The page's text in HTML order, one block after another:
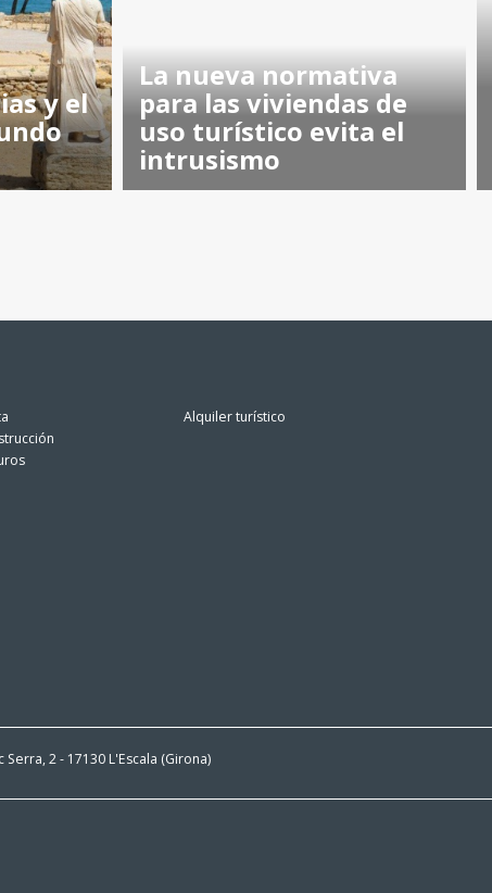
y el
La nueva normativa
para las viviendas de
uso turístico evita el
intrusismo
Alquiler turístico
Serra, 2 - 17130 L'Escala (Girona)